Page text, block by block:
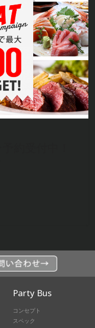
Party Bus
コンセプト
スペック